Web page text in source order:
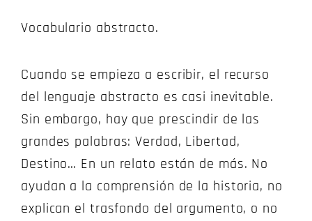
Vocabulario abstracto.
Cuando se empieza a escribir, el recurso
del lenguaje abstracto es casi inevitable.
Sin embargo, hay que prescindir de las
grandes palabras: Verdad, Libertad,
Destino… En un relato están de más. No
ayudan a la comprensión de la historia, no
explican el trasfondo del argumento, o no